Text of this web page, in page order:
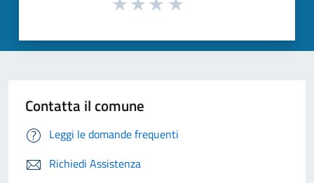
Contatta il comune
Leggi le domande frequenti
Richiedi Assistenza